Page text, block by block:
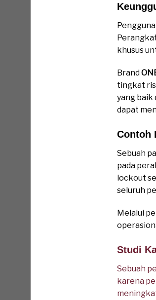
khusus
Brand
tingkat
yang baik
dapat
Contoh
Sebuah
pada
lockout
seluruh
Melalui
Studi
Sebuah
karena